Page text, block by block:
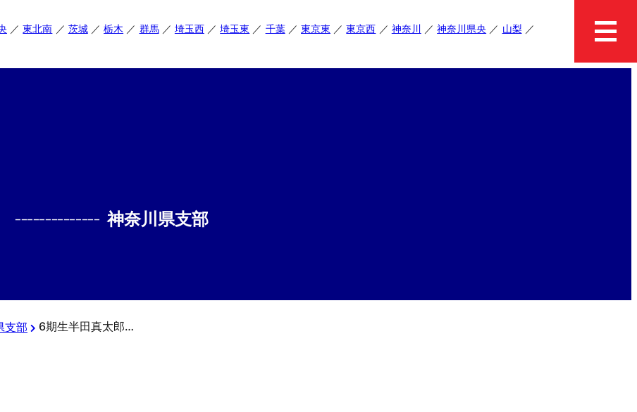
東北南 茨城 栃木 群馬 埼玉西 埼玉東 千葉 東京東 東京西 神奈川 神奈川県央
山梨
-------------- 神奈川県支部
支部 6期生半田真太郎 横浜緑ボーイズ